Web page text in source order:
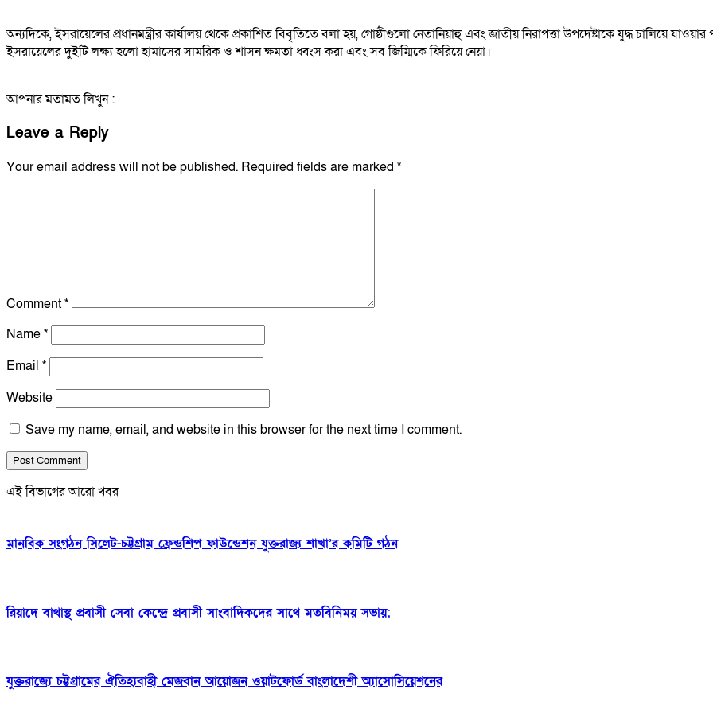
অন্যদিকে, ইসরায়েলের প্রধানমন্ত্রীর কার্যালয় থেকে প্রকাশিত বিবৃতিতে বলা হয়, গোষ্ঠীগুলো নেতানিয়াহু এবং জাতীয় নিরাপত্তা উপদেষ্টাকে যুদ্ধ চালিয়ে
ইসরায়েলের দুইটি লক্ষ্য হলো হামাসের সামরিক ও শাসন ক্ষমতা ধ্বংস করা এবং সব জিম্মিকে ফিরিয়ে নেয়া।
আপনার মতামত লিখুন :
Leave a Reply
Your email address will not be published. Required fields are marked *
Comment*
Name*
Email *
Website
Save my name, email, and website in this browser for the next time I comment.
এই বিভাগের আরো খবর
মানবিক সংগঠন সিলেট-চট্টগ্রাম ফ্রেন্ডশিপ ফাউন্ডেশন যুক্তরাজ্য শাখা’র কমিটি গঠন
রিয়াদে বাথাস্থ প্রবাসী সেবা কেন্দ্রে প্রবাসী সাংবাদিকদের সাথে মতবিনিময় সভায়;
যুক্তরাজ্যে চট্টগ্রামের ঐতিহ্যবাহী মেজবান আয়োজন ওয়াটফোর্ড বাংলাদেশী অ্যাসোসিয়েশনের